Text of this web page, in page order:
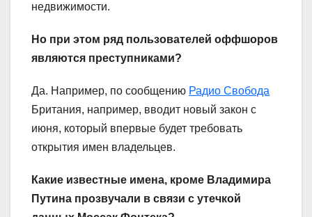
недвижимости.
Но при этом ряд пользователей оффшоров
являются преступниками?
Да. Например, по сообщению Радио Свобода
Британия, например, вводит новый закон с
июня, который впервые будет требовать
открытия имен владельцев.
Какие известные имена, кроме Владимира
Путина прозвучали в связи с утечкой